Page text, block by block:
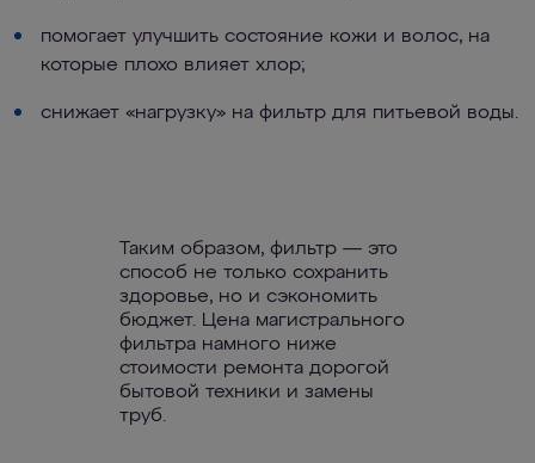
помогает улучшить состояние кожи и волос, на
которые плохо влияет хлор;
снижает «нагрузку» на фильтр для питьевой воды.
Таким образом, фильтр — это
способ не только сохранить
здоровье, но и сэкономить
бюджет. Цена магистрального
фильтра намного ниже
стоимости ремонта дорогой
бытовой техники и замены
труб.